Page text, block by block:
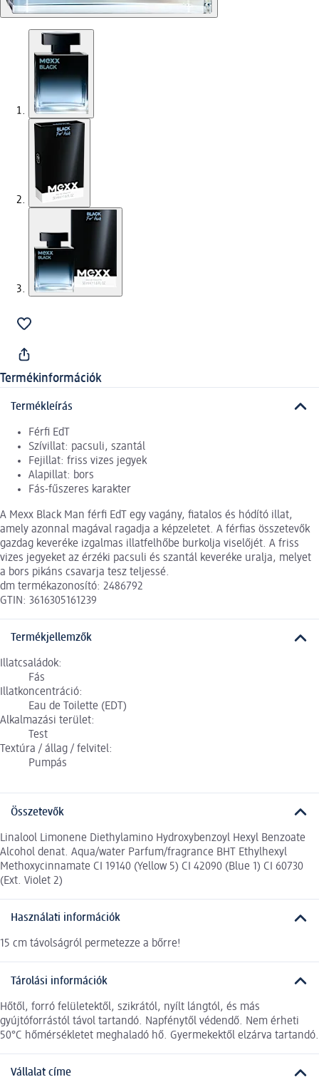
Termékinformációk
Termékleírás
Férfi EdT
Szívillat: pacsuli, szantál
Fejillat: friss vizes jegyek
Alapillat: bors
Fás-fűszeres karakter
A Mexx Black Man férfi EdT egy vagány, fiatalos és hódító illat,
amely azonnal magával ragadja a képzeletet. A férfias összetevők
gazdag keveréke izgalmas illatfelhőbe burkolja viselőjét. A friss
vizes jegyeket az érzéki pacsuli és szantál keveréke uralja, melyet
a bors pikáns csavarja tesz teljessé.
dm termékazonosító: 2486792
GTIN: 3616305161239
Termékjellemzők
Illatcsaládok:
Fás
Illatkoncentráció:
Eau de Toilette (EDT)
Alkalmazási terület:
Test
Textúra / állag / felvitel:
Pumpás
Összetevők
Linalool Limonene Diethylamino Hydroxybenzoyl Hexyl Benzoate
Alcohol denat. Aqua/water Parfum/fragrance BHT Ethylhexyl
Methoxycinnamate CI 19140 (Yellow 5) CI 42090 (Blue 1) CI 60730
(Ext. Violet 2)
Használati információk
15 cm távolságról permetezze a bőrre!
Tárolási információk
Hőtől, forró felületektől, szikrától, nyílt lángtól, és más
gyújtóforrástól távol tartandó. Napfénytől védendő. Nem érheti
50°C hőmérsékletet meghaladó hő. Gyermekektől elzárva tartandó.
Vállalat címe